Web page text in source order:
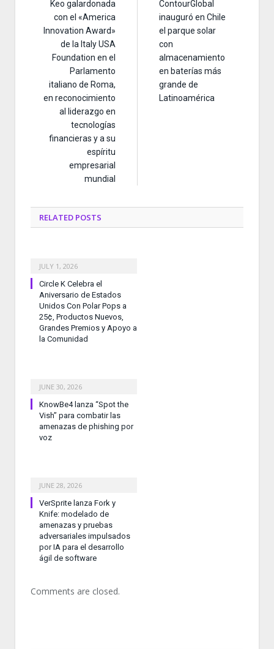
Keo galardonada
con el «America
Innovation Award»
de la Italy USA
Foundation en el
Parlamento
italiano de Roma,
en reconocimiento
al liderazgo en
tecnologías
financieras y a su
espíritu
empresarial
mundial
ContourGlobal
inauguró en Chile
el parque solar
con
almacenamiento
en baterías más
grande de
Latinoamérica
RELATED POSTS
JULY 1, 2026
Circle K Celebra el
Aniversario de Estados
Unidos Con Polar Pops a
25¢, Productos Nuevos,
Grandes Premios y Apoyo a
la Comunidad
JUNE 30, 2026
KnowBe4 lanza “Spot the
Vish” para combatir las
amenazas de phishing por
voz
JUNE 28, 2026
VerSprite lanza Fork y
Knife: modelado de
amenazas y pruebas
adversariales impulsados
por IA para el desarrollo
ágil de software
Comments are closed.